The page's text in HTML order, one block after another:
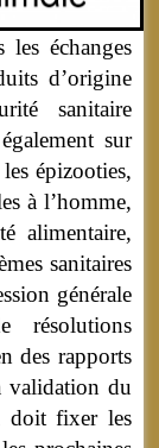
échanges
d’origine
sanitaire
sur
épizooties,
à l’homme,
alimentaire,
sanitaires
générale
résolutions
des rapports
validation du
doit fixer les